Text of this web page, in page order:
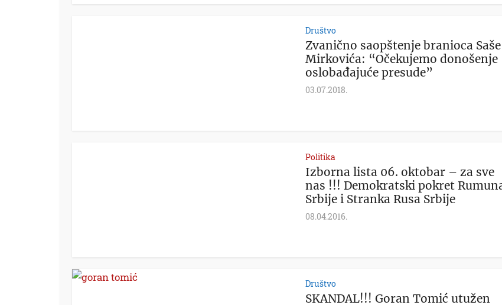
Društvo
Zvanično saopštenje branioca Saše
Mirkovića: “Očekujemo donošenje
oslobađajuće presude”
03.07.2018.
Politika
Izborna lista 06. oktobar – za sve
nas !!! Demokratski pokret
Srbije i Stranka Rusa Srbije
08.04.2016.
Društvo
SKANDAL!!! Goran Tomić utužen